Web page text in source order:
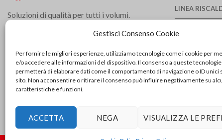
Gestisci Consenso Cookie
Per fornire le migliori esperienze, utilizziamo tecnologie come i cookie per
e/o accedere alle informazioni del dispositivo. Il consenso a queste
permetterà di elaborare dati come il comportamento di navigazione o ID unici
sito. Non acconsentire o ritirare il consenso può influire negativamente su
caratteristiche e funzioni.
ACCETTA NEGA VISUALIZZA LE
Soluzioni di qualità per tutti i volumi.
vasi di espansione, autoclavi a membrana e
scambiatori di calore.
Follow us:
LINEA
LINEA
LINEA
SCAMBIATORI